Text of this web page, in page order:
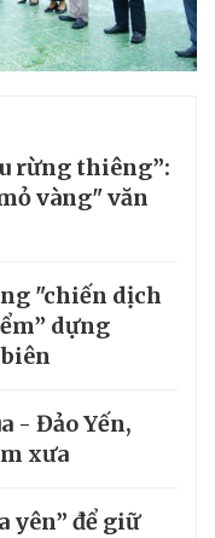
rừng thiêng”:
vàng" văn
"chiến dịch
dựng
- Đảo Yến,
xưa
yên” để giữ